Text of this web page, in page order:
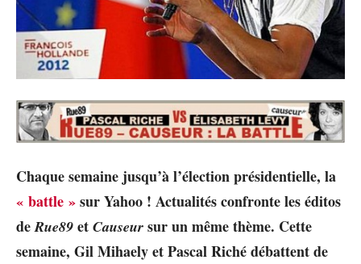
Chaque semaine jusqu’à l’élection présidentielle, la
« battle »sur Yahoo ! Actualités confronte les éditos
deRue89 et Causeur sur un même thème. Cette
semaine, Gil Mihaely et Pascal Riché débattent de